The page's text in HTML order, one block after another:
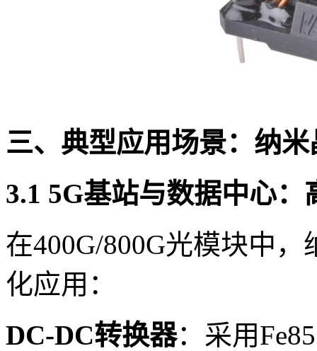
三、典型应用场景：纳
3.1 5G基站与数据中心：
在400G/800G光模块中
化应用：
DC-DC转换器：采用